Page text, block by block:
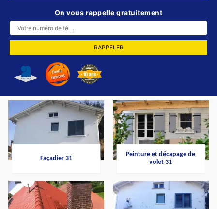
On vous rappelle gratuitement
Façadier 31
Peinture et décapage de
volet 31